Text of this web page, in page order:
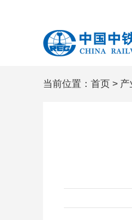
当前位置： 首页 > 产